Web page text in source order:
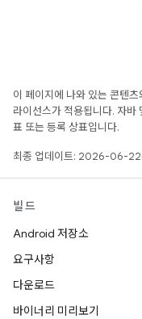
이 페이지에 나와 있는 콘텐
라이선스가 적용됩니다. 자
표 또는 등록 상표입니다.
최종 업데이트: 2026-06-
빌드
Android 저장소
요구사항
다운로드
바이너리 미리보기